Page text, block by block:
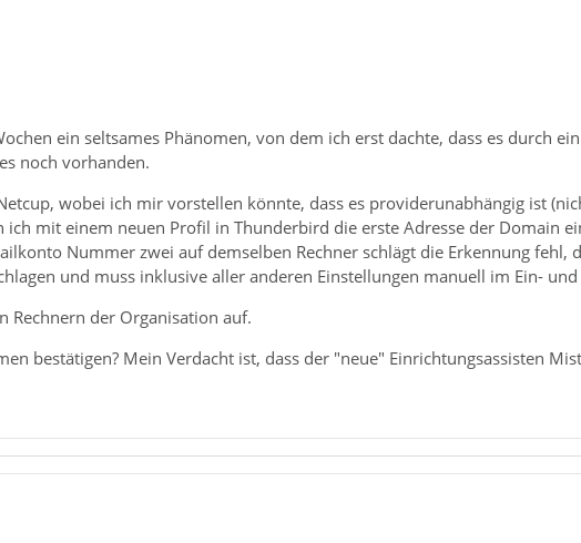
ein seltsames Phänomen, von dem ich erst dachte, dass es durch
noch vorhanden.
wobei ich mir vorstellen könnte, dass es providerunabhängig ist
ich mit einem neuen Profil in Thunderbird die erste Adresse der Domain
Nummer zwei auf demselben Rechner schlägt die Erkennung fehl,
und muss inklusive aller anderen Einstellungen manuell im Ein-
Rechnern der Organisation auf.
bestätigen? Mein Verdacht ist, dass der "neue" Einrichtungsassisten